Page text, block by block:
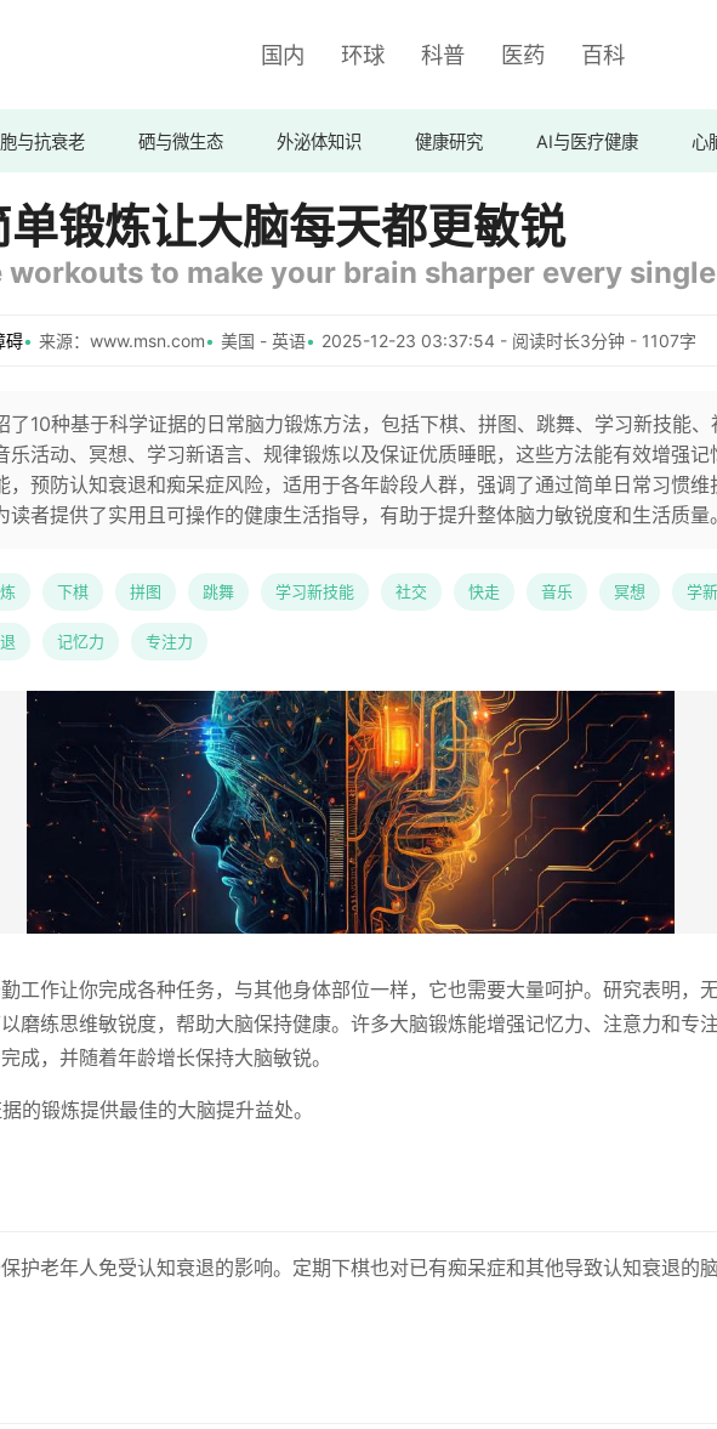
国内 环球 科普 医药 百科
与抗衰老 硒与微生态 外泌体知识 健康研究 AI与医疗健康 心
锻炼让大脑每天都更敏锐
workouts to make your brain sharper every
碍 来源：www.msn.com 美国 - 英语 2025-12-23 03:37:54 - 阅读时长3分钟 - 1107字
了10种基于科学证据的日常脑力锻炼方法，包括下棋、拼图、跳舞、学习新技能、
乐活动、冥想、学习新语言、规律锻炼以及保证优质睡眠，这些方法能有效增强记
，预防认知衰退和痴呆症风险，适用于各年龄段人群，强调了通过简单日常习惯维
读者提供了实用且可操作的健康生活指导，有助于提升整体脑力敏锐度和生活质量。
下棋 拼图 跳舞 学习新技能 社交 快走 音乐 冥想 学
记忆力 专注力
工作让你完成各种任务，与其他身体部位一样，它也需要大量呵护。研究表明，无
磨练思维敏锐度，帮助大脑保持健康。许多大脑锻炼能增强记忆力、注意力和
成，并随着年龄增长保持大脑敏锐。
的锻炼提供最佳的大脑提升益处。
护老年人免受认知衰退的影响。定期下棋也对已有痴呆症和其他导致认知衰退的